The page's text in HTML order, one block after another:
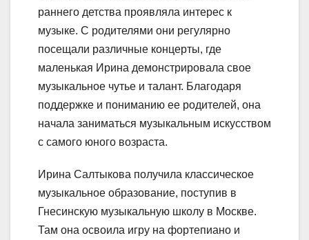
раннего детства проявляла интерес к
музыке. С родителями они регулярно
посещали различные концерты, где
маленькая Ирина демонстрировала свое
музыкальное чутье и талант. Благодаря
поддержке и пониманию ее родителей, она
начала заниматься музыкальным искусством
с самого юного возраста.
Ирина Салтыкова получила классическое
музыкальное образование, поступив в
Гнесинскую музыкальную школу в Москве.
Там она освоила игру на фортепиано и